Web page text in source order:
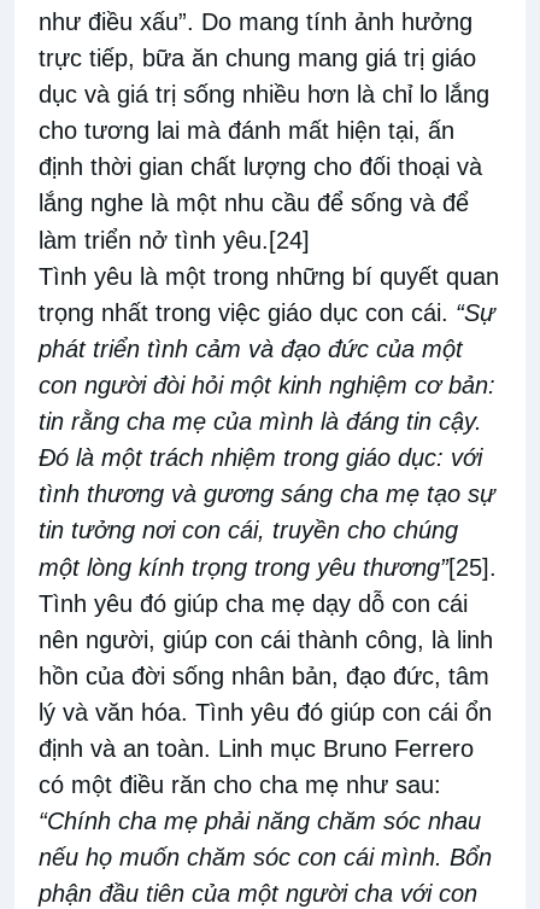
như điều xấu”. Do mang tính ảnh hưởng
trực tiếp, bữa ăn chung mang giá trị giáo
dục và giá trị sống nhiều hơn là chỉ lo lắng
cho tương lai mà đánh mất hiện tại, ấn
định thời gian chất lượng cho đối thoại và
lắng nghe là một nhu cầu để sống và để
làm triển nở tình yêu. [24]
Tình yêu là một trong những bí quyết quan
trọng nhất trong việc giáo dục con cái. “Sự
phát triển tình cảm và đạo đức của một
con người đòi hỏi một kinh nghiệm cơ bản:
tin rằng cha mẹ của mình là đáng tin cậy.
Đó là một trách nhiệm trong giáo dục: với
tình thương và gương sáng cha mẹ tạo sự
tin tưởng nơi con cái, truyền cho chúng
một lòng kính trọng trong yêu thương”[25].
Tình yêu đó giúp cha mẹ dạy dỗ con cái
nên người, giúp con cái thành công, là linh
hồn của đời sống nhân bản, đạo đức, tâm
lý và văn hóa. Tình yêu đó giúp con cái ổn
định và an toàn. Linh mục Bruno Ferrero
có một điều răn cho cha mẹ như sau:
“Chính cha mẹ phải năng chăm sóc nhau
nếu họ muốn chăm sóc con cái mình. Bổn
phận đầu tiên của một người cha với con